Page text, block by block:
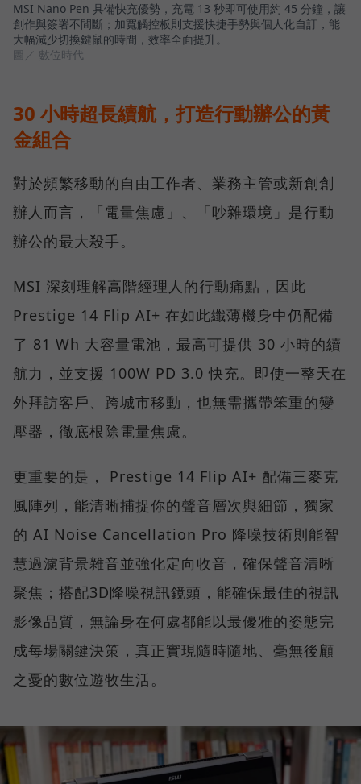
MSI Nano Pen 具備快充優勢，充電 13 秒即可使用約 45 分鐘，讓
創作與簽署不間斷；加寬觸控板則支援快捷手勢與個人化自訂，能
大幅減少切換鍵鼠的時間，效率全面提升。
圖／ 數位時代
30 小時超長續航，打造行動辦公的黃
金組合
對於頻繁移動的自由工作者、業務主管或新創創
辦人而言，「電量焦慮」、「吵雜環境」是行動
辦公的最大殺手。
MSI 深刻理解高階經理人的行動痛點，因此
Prestige 14 Flip AI+ 在如此纖薄機身中仍配備
了 81 Wh 大容量電池，最高可提供 30 小時的續
航力，並支援 100W PD 3.0 快充。即使一整天在
外拜訪客戶、跨城市移動，也無需攜帶笨重的變
壓器，徹底根除電量焦慮。
更重要的是， Prestige 14 Flip AI+ 配備三麥克
風陣列，能清晰捕捉你的聲音層次與細節，獨家
的 AI Noise Cancellation Pro 降噪技術則能智
慧過濾背景雜音並強化定向收音，確保聲音清晰
聚焦；搭配3D降噪視訊鏡頭，能確保最佳的視訊
影像品質，無論身在何處都能以最優雅的姿態完
成每場關鍵決策，真正實現隨時隨地、毫無後顧
之憂的數位遊牧生活。